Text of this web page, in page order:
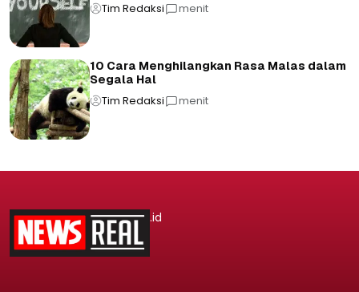
Tim Redaksi menit
10 Cara Menghilangkan Rasa Malas dalam
Segala Hal
Tim Redaksi menit
.id